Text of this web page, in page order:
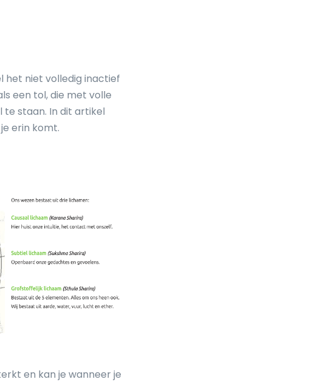
het niet volledig inactief
een tol, die met volle
te staan. In dit artikel
erin komt.
en kan je wanneer je